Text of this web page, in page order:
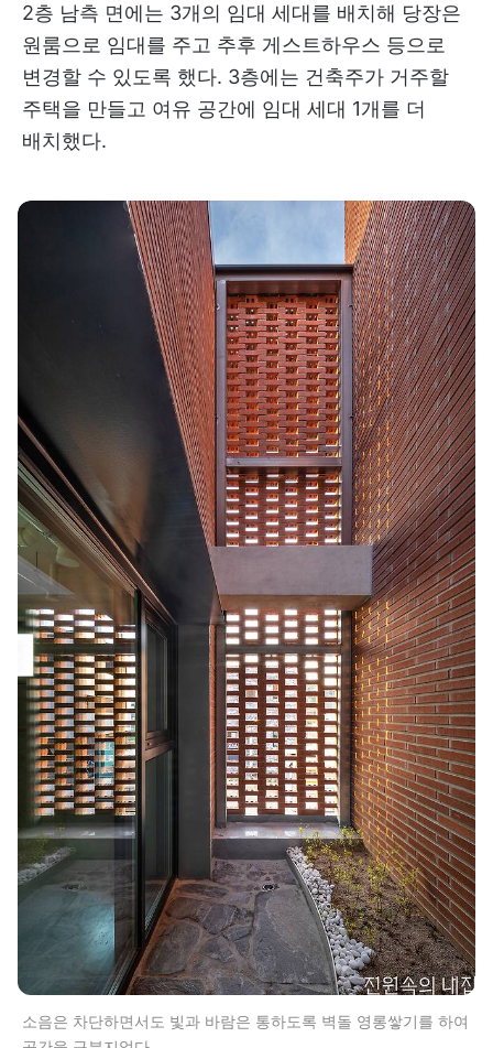
2층 남측 면에는 3개의 임대 세대를 배치해 당장은
원룸으로 임대를 주고 추후 게스트하우스 등으로
변경할 수 있도록 했다. 3층에는 건축주가 거주할
주택을 만들고 여유 공간에 임대 세대 1개를 더
배치했다.
소음은 차단하면서도 빛과 바람은 통하도록 벽돌 영롱쌓기를 하여